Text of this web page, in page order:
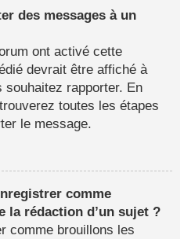
des messages à un
ont activé cette
devrait être affiché à
souhaitez rapporter. En
toutes les étapes
le message.
comme
la rédaction d’un sujet ?
comme brouillons les